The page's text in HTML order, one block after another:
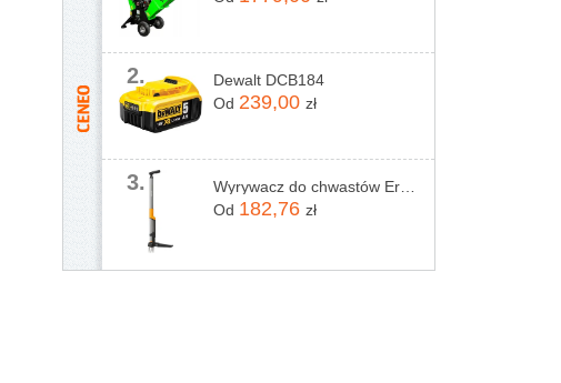
2.
Dewalt DCB184
Od 239,00 zł
3.
Od 182,76 zł